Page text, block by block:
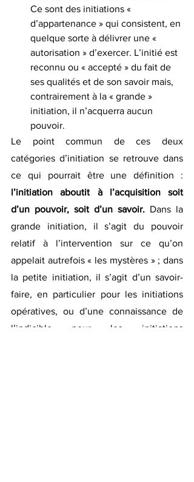
Ce sont des initiations «
d’appartenance » qui consistent, en
quelque sorte à délivrer une «
autorisation » d’exercer. L’initié est
reconnu ou « accepté » du fait de
ses qualités et de son savoir mais,
contrairement à la « grande »
initiation, il n’acquerra aucun
pouvoir.
Le point commun de ces deux
catégories d’initiation se retrouve dans
l’initiation aboutit à l’acquisition soit
d’un pouvoir, soit d’un savoir. Dans la
grande initiation, il s’agit du pouvoir
relatif à l’intervention sur ce qu’on
appelait autrefois « les mystères » ; dans
la petite initiation, il s’agit d’un savoir-
faire, en particulier pour les initiations
opératives, ou d’une connaissance de
l’indicible pour les initiations